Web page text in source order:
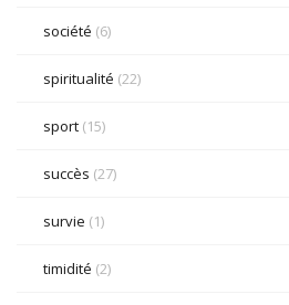
société (6)
spiritualité (22)
sport (15)
succès (27)
survie (1)
timidité (2)